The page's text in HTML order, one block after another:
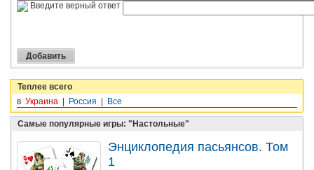
Введите верный ответ
Теплее всего
в Украина Россия Все
Самые популярные игры: "Настольные"
Энциклопедия пасьянсов. Том
1